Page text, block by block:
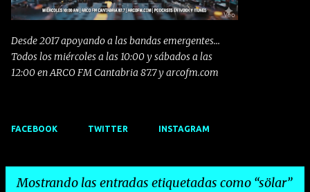
Desde 2017 apoyando a las bandas emergentes...
Todos los miércoles a las 10:00 y sábados a las
12:00 en ARCO FM Cantabria 87.7 y arcofm.com
FACEBOOK TWITTER INSTAGRAM
Mostrando las entradas etiquetadas como sölar